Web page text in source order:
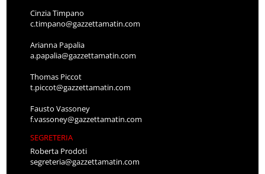
Cinzia Timpano
c.timpano@gazzettamatin.com
Arianna Papalia
a.papalia@gazzettamatin.com
Thomas Piccot
t.piccot@gazzettamatin.com
Fausto Vassoney
f.vassoney@gazzettamatin.com
SEGRETERIA
Roberta Prodoti
segreteria@gazzettamatin.com